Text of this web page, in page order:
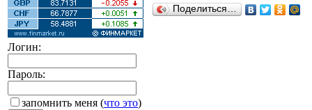
Логин:
Пароль:
запомнить меня (что это)
Поделиться…